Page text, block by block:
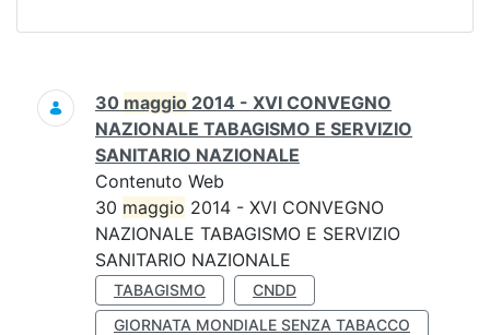
Ricerca
30 maggio 2014 - XVI CONVEGNO
NAZIONALE TABAGISMO E SERVIZIO
SANITARIO NAZIONALE
Contenuto Web
30 maggio 2014 - XVI CONVEGNO
NAZIONALE TABAGISMO E SERVIZIO
SANITARIO NAZIONALE
TABAGISMO
CNDD
GIORNATA MONDIALE SENZA TABACCO